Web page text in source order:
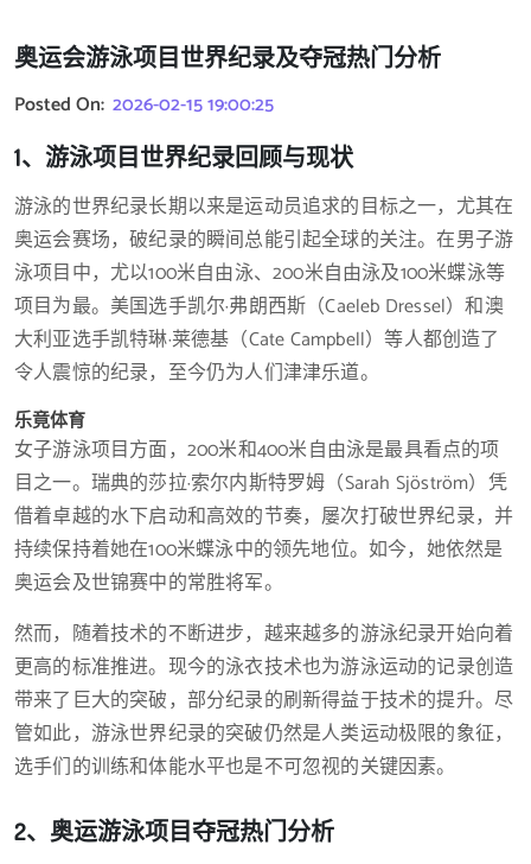
奥运会游泳项目世界纪录及夺冠热门分析
Posted On: 2026-02-15 19:00:25
1、游泳项目世界纪录回顾与现状
游泳的世界纪录长期以来是运动员追求的目标之一，尤其在
奥运会赛场，破纪录的瞬间总能引起全球的关注。在男子游
泳项目中，尤以100米自由泳、200米自由泳及100米蝶泳等
项目为最。美国选手凯尔·弗朗西斯（Caeleb Dressel）和澳
大利亚选手凯特琳·莱德基（Cate Campbell）等人都创造了
令人震惊的纪录，至今仍为人们津津乐道。
乐竟体育
女子游泳项目方面，200米和400米自由泳是最具看点的项
目之一。瑞典的莎拉·索尔内斯特罗姆（Sarah Sjöström）凭
借着卓越的水下启动和高效的节奏，屡次打破世界纪录，并
持续保持着她在100米蝶泳中的领先地位。如今，她依然是
奥运会及世锦赛中的常胜将军。
然而，随着技术的不断进步，越来越多的游泳纪录开始向着
更高的标准推进。现今的泳衣技术也为游泳运动的记录创造
带来了巨大的突破，部分纪录的刷新得益于技术的提升。尽
管如此，游泳世界纪录的突破仍然是人类运动极限的象征，
选手们的训练和体能水平也是不可忽视的关键因素。
2、奥运游泳项目夺冠热门分析